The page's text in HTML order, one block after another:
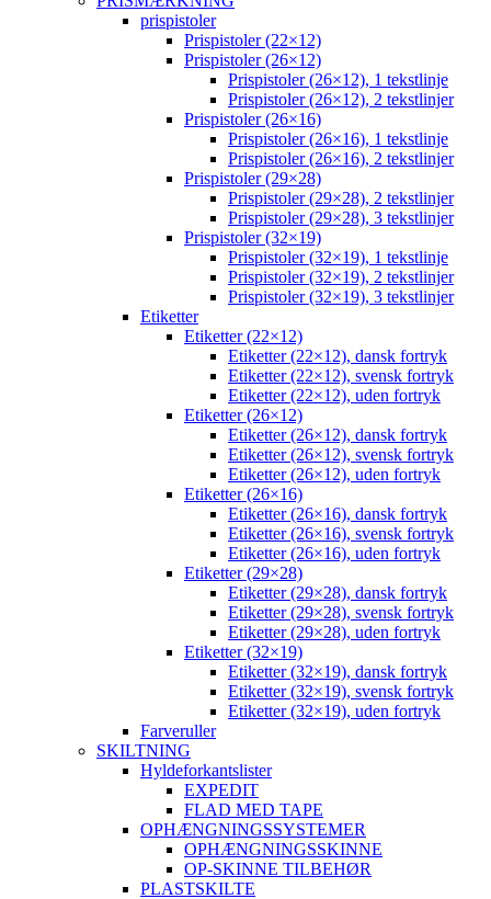
prispistoler
Prispistoler (22×12)
Prispistoler (26×12)
Prispistoler (26×12), 1 tekstlinje
Prispistoler (26×12), 2 tekstlinjer
Prispistoler (26×16)
Prispistoler (26×16), 1 tekstlinje
Prispistoler (26×16), 2 tekstlinjer
Prispistoler (29×28)
Prispistoler (29×28), 2 tekstlinjer
Prispistoler (29×28), 3 tekstlinjer
Prispistoler (32×19)
Prispistoler (32×19), 1 tekstlinje
Prispistoler (32×19), 2 tekstlinjer
Prispistoler (32×19), 3 tekstlinjer
Etiketter
Etiketter (22×12)
Etiketter (22×12), dansk fortryk
Etiketter (22×12), svensk fortryk
Etiketter (22×12), uden fortryk
Etiketter (26×12)
Etiketter (26×12), dansk fortryk
Etiketter (26×12), svensk fortryk
Etiketter (26×12), uden fortryk
Etiketter (26×16)
Etiketter (26×16), dansk fortryk
Etiketter (26×16), svensk fortryk
Etiketter (26×16), uden fortryk
Etiketter (29×28)
Etiketter (29×28), dansk fortryk
Etiketter (29×28), svensk fortryk
Etiketter (29×28), uden fortryk
Etiketter (32×19)
Etiketter (32×19), dansk fortryk
Etiketter (32×19), svensk fortryk
Etiketter (32×19), uden fortryk
Farveruller
SKILTNING
Hyldeforkantslister
EXPEDIT
FLAD MED TAPE
OPHÆNGNINGSSYSTEMER
OPHÆNGNINGSSKINNE
OP-SKINNE TILBEHØR
PLASTSKILTE